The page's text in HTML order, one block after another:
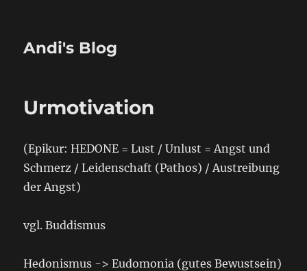
Andi's Blog
Urmotivation
(Epikur: HEDONE = Lust / Unlust = Angst und
Schmerz / Leidenschaft (Pathos) / Austreibung
der Angst)
vgl. Buddismus
Hedonismus -> Eudomonia (gutes Bewustsein)